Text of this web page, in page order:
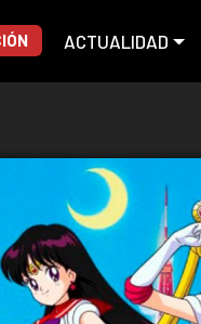
ACTUALIDAD